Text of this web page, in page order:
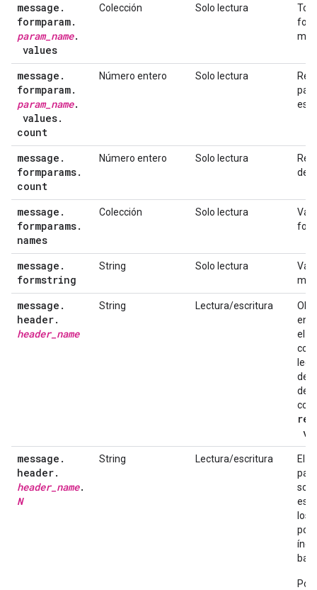
message .
formparam.
param_ name.
values
Colección Solo lectura
message .
formparam.
param_ name.
values.
count
Número entero Solo lectura
message .
formparams.
count
Número entero Solo lectura
del
message .
formparams.
names
Colección Solo lectura
message .
formstring
String Solo lectura
message .
header.
header_ name
String Lectura/escritura
el
del
message .
header.
header_ name.
N
String Lectura/escritura
El
los
por
Por